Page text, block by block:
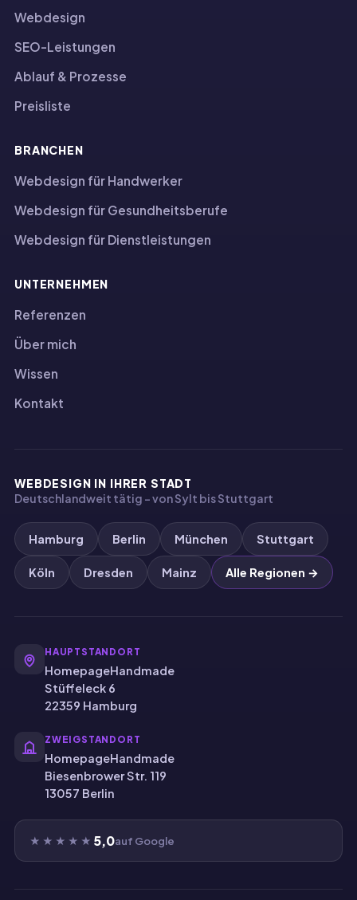
Webdesign
SEO-Leistungen
Ablauf & Prozesse
Preisliste
BRANCHEN
Webdesign für Handwerker
Webdesign für Gesundheitsberufe
Webdesign für Dienstleistungen
UNTERNEHMEN
Referenzen
Über mich
Wissen
Kontakt
WEBDESIGN IN IHRER STADT
Deutschlandweit tätig – von Sylt bis Stuttgart
Hamburg Berlin München Stuttgart
Köln Dresden Mainz Alle Regionen →
HAUPTSTANDORT
HomepageHandmade
Stüffeleck 6
22359 Hamburg
ZWEIGSTANDORT
HomepageHandmade
Biesenbrower Str. 119
13057 Berlin
★★★★★ 5,0auf Google